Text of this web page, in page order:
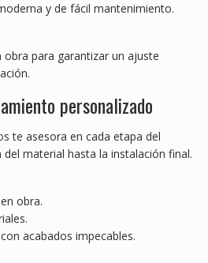
y de fácil mantenimiento.
obra para garantizar un ajuste
personalizado
te asesora en cada etapa del
material hasta la instalación final.
obra.
acabados impecables.